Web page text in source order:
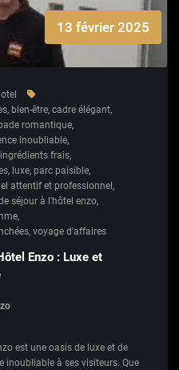
13 février 2025
, bien-être, cadre élégant,
romantique,
inoubliable,
ingrédients frais,
, luxe, parc paisible,
attentif et professionnel ,
séjour à l'hôtel enzo,
,
, voyage d'affaires
Enzo : Luxe et
est une oasis de luxe et de
inoubliable à ses visiteurs. Que